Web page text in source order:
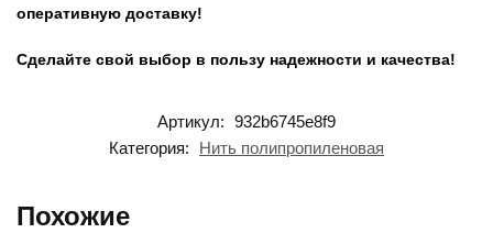
оперативную доставку!
Сделайте свой выбор в пользу надежности и качества!
Артикул: 932b6745e8f9
Категория:
Нить полипропиленовая
Похожие